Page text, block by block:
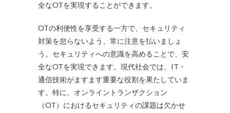
全なOTを実現することができます。
OTの利便性を享受する一方で、セキュリティ
対策を怠らないよう、常に注意を払いましょ
う。セキュリティへの意識を高めることで、安
全なOTを実現できます。現代社会では、IT・
通信技術がますます重要な役割を果たしていま
す。特に、オンライントランザクション
（OT）におけるセキュリティの課題は欠かせ